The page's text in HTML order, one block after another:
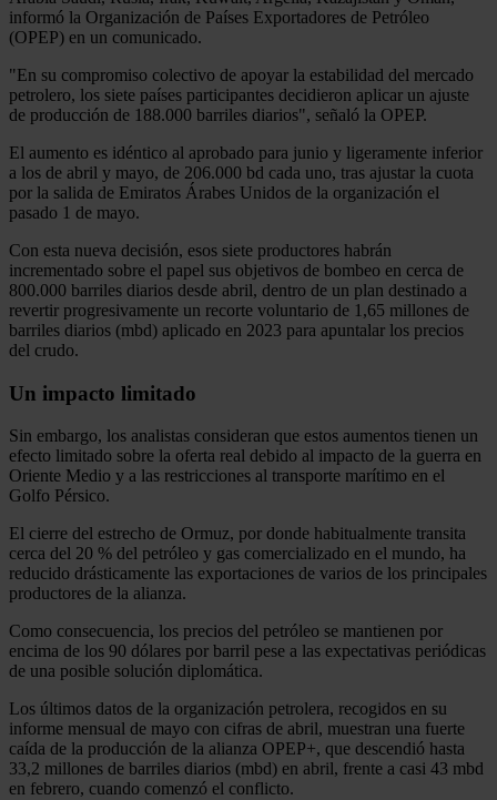
informó la Organización de Países Exportadores de Petróleo
(OPEP) en un comunicado.
"En su compromiso colectivo de apoyar la estabilidad del mercado
petrolero, los siete países participantes decidieron aplicar un ajuste
de producción de 188.000 barriles diarios", señaló la OPEP.
El aumento es idéntico al aprobado para junio y ligeramente inferior
a los de abril y mayo, de 206.000 bd cada uno, tras ajustar la cuota
por la salida de Emiratos Árabes Unidos de la organización el
pasado 1 de mayo.
Con esta nueva decisión, esos siete productores habrán
incrementado sobre el papel sus objetivos de bombeo en cerca de
800.000 barriles diarios desde abril, dentro de un plan destinado a
revertir progresivamente un recorte voluntario de 1,65 millones de
barriles diarios (mbd) aplicado en 2023 para apuntalar los precios
del crudo.
Un impacto limitado
Sin embargo, los analistas consideran que estos aumentos tienen un
efecto limitado sobre la oferta real debido al impacto de la guerra en
Oriente Medio y a las restricciones al transporte marítimo en el
Golfo Pérsico.
El cierre del estrecho de Ormuz, por donde habitualmente transita
cerca del 20 % del petróleo y gas comercializado en el mundo, ha
reducido drásticamente las exportaciones de varios de los principales
productores de la alianza.
Como consecuencia, los precios del petróleo se mantienen por
encima de los 90 dólares por barril pese a las expectativas periódicas
de una posible solución diplomática.
Los últimos datos de la organización petrolera, recogidos en su
informe mensual de mayo con cifras de abril, muestran una fuerte
caída de la producción de la alianza OPEP+, que descendió hasta
33,2 millones de barriles diarios (mbd) en abril, frente a casi 43 mbd
en febrero, cuando comenzó el conflicto.